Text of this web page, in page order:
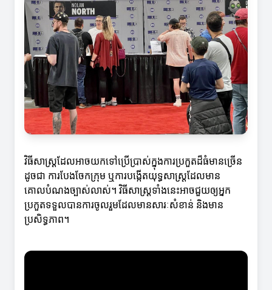
វិធីសាស្ត្រដែលអាចយកទៅប្រើប្រាស់ក្នុងការប្រកួតដ៏ធំមានច្រើន
ដូចជា ការបែងចែកក្រុម ឬការបង្កើតយុទ្ធសាស្ត្រដែលមាន
គោលបំណងច្បាស់លាស់។ វិធីសាស្ត្រទាំងនេះអាចជួយឲ្យអ្នក
ប្រកួតទទួលបានការចូលរួមដែលមានសារៈសំខាន់ និងមាន
ប្រសិទ្ធភាព។